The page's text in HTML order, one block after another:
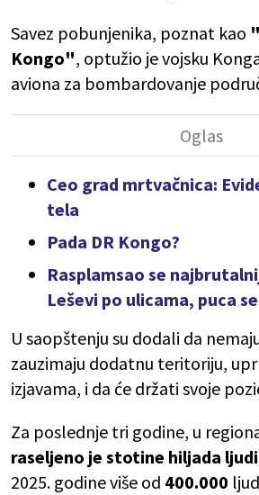
Savez pobunjenika, poznat kao
Kongo", optužio je vojsku
aviona za bombardovanje
Ceo grad mrtvačnica:
tela
Pada DR Kongo?
Rasplamsao se
Leševi po ulicama, puca
U saopštenju su dodali da
zauzimaju dodatnu teritoriju,
izjavama, i da će držati svoje
Za poslednje tri godine, u
raseljeno je stotine hiljada
2025. godine više od 400.000